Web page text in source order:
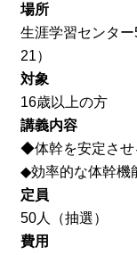
場所
生涯学習センタ
21）
対象
16歳以上の方
講義内容
◆体幹を安定させ
◆効率的な体幹機
定員
50人（抽選）
費用